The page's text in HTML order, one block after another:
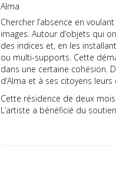
Alma
Chercher l’absence en
images. Autour d’objets qui
des indices et, en les
ou multi-supports. Cette
dans une certaine cohésion.
d’Alma et à ses citoyens
Cette résidence de deux
L’artiste a bénéficié du